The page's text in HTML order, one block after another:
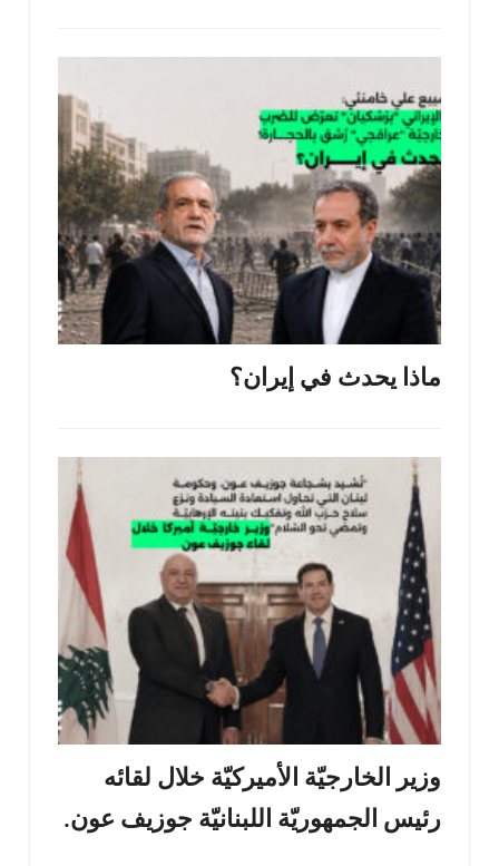
ماذا يحدث في إيران؟
وزير الخارجيّة الأميركيّة خلال لقائه
رئيس الجمهوريّة اللبنانيّة جوزيف عون.